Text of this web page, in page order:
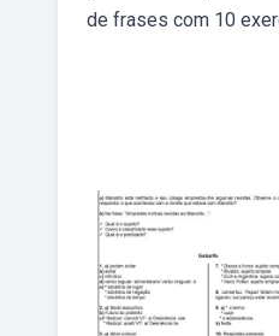
de frases com 10